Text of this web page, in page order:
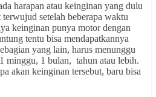
harapan atau keinginan yang dulu
setelah beberapa waktu
keinginan punya motor dengan
tentu bisa mendapatkannya
yang lain, harus menunggu
minggu, 1 bulan, tahun atau lebih.
akan keinginan tersebut, baru bisa